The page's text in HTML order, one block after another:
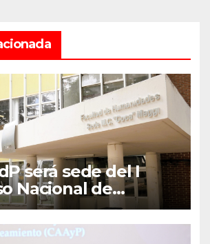
será sede del I
Nacional de